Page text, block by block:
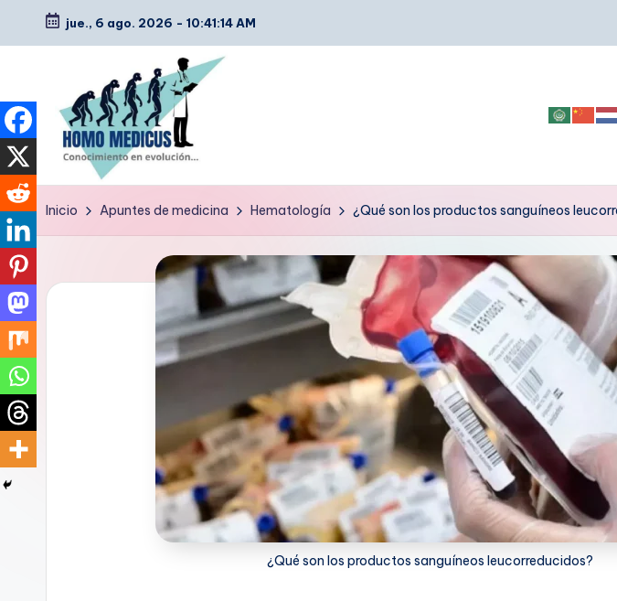
Saltar
contenido
jue., 6 ago. 2026 - 10:41:15 AM
H
o
m
Guías
resúmenes,
Inicio Apuntes de medicina Hematología ¿Qué son los productos sanguíneos
¿Qué son los productos sanguíneos leucorreducidos?